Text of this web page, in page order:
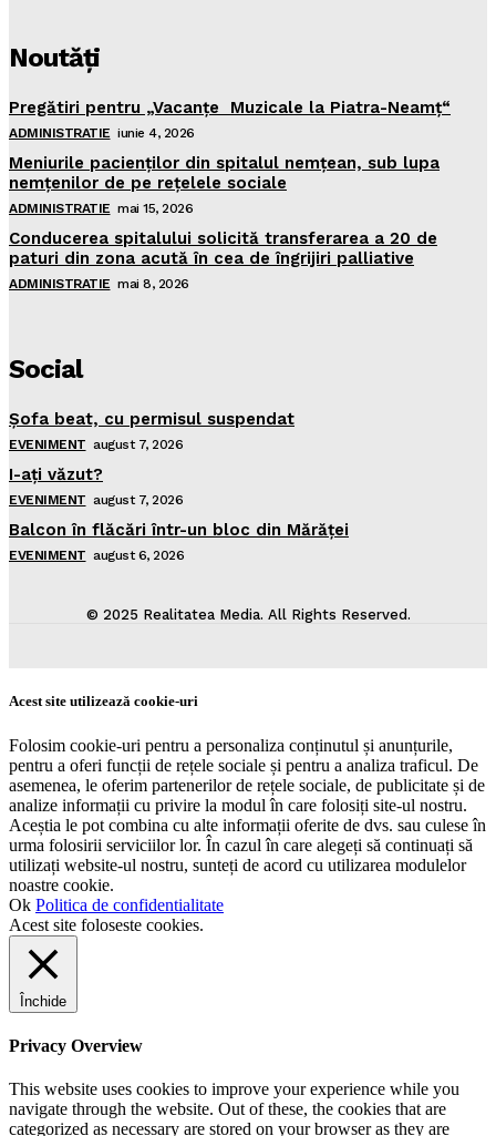
Noutăţi
Pregătiri pentru „Vacanţe Muzicale la Piatra-Neamţ“
ADMINISTRATIE iunie 4, 2026
Meniurile pacienţilor din spitalul nemţean, sub lupa
nemţenilor de pe reţelele sociale
ADMINISTRATIE mai 15, 2026
Conducerea spitalului solicită transferarea a 20 de
paturi din zona acută în cea de îngrijiri palliative
ADMINISTRATIE mai 8, 2026
Social
Şofa beat, cu permisul suspendat
EVENIMENT august 7, 2026
I-aţi văzut?
EVENIMENT august 7, 2026
Balcon în flăcări într-un bloc din Mărăţei
EVENIMENT august 6, 2026
© 2025 Realitatea Media. All Rights Reserved.
Acest site utilizează cookie-uri
Folosim cookie-uri pentru a personaliza conținutul și anunțurile,
pentru a oferi funcții de rețele sociale și pentru a analiza traficul. De
asemenea, le oferim partenerilor de rețele sociale, de publicitate și de
analize informații cu privire la modul în care folosiți site-ul nostru.
Aceștia le pot combina cu alte informații oferite de dvs. sau culese în
urma folosirii serviciilor lor. În cazul în care alegeți să continuați să
utilizați website-ul nostru, sunteți de acord cu utilizarea modulelor
noastre cookie.
Ok Politica de confidentialitate
Acest site foloseste cookies.
Închide
Privacy Overview
This website uses cookies to improve your experience while you
navigate through the website. Out of these, the cookies that are
categorized as necessary are stored on your browser as they are